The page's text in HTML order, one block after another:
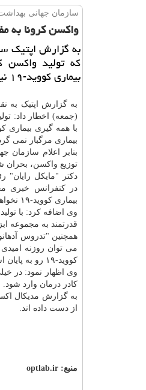
سازمان جهانی
واكسن كرونا به
که تولید
بیماری کووید-۱۹ نیست.
به گزارش اپتیک به
(جمعه) اخطار داد:
با همه گیری بیماری
بیماری مرگبار نمی
بنابر اعلام سازمان
توزیع واکسن، بحران
دکتر "مایکل
در کنفرانس خبری
بیماری کووید-۱۹ نخواهد بود.
وی اضافه کرد: با
قدرتمند به مجموعه
همچنین "تدروس
می توان روزنه
کووید-۱۹ رو به پایان است.
وی اظهار نمود: در
کادر درمان وارد شود.
از دست داده اند.
منبع: optlab.ir